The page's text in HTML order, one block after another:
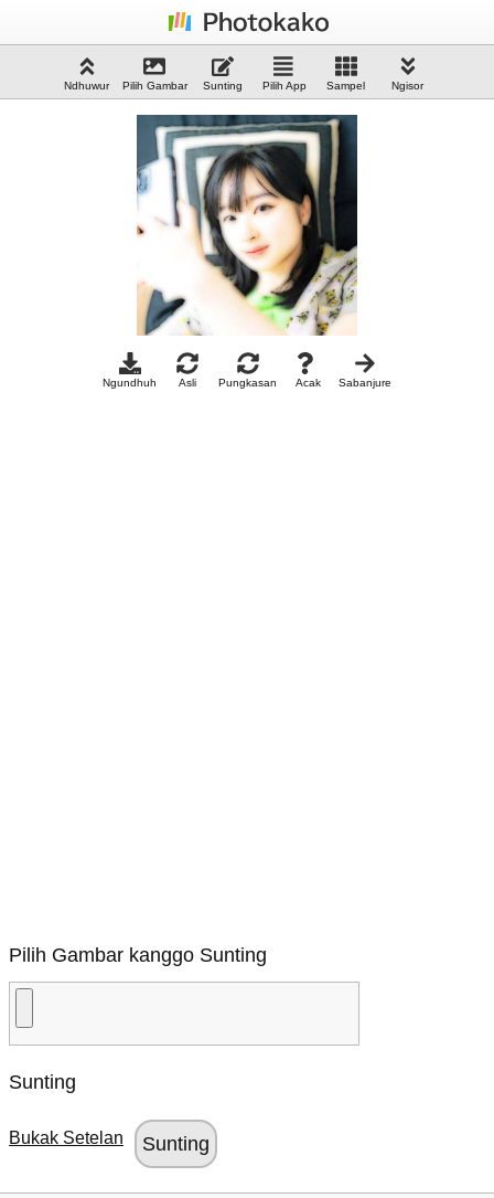
Ndhuwur Pilih Gambar Sunting Pilih App Sampel Ngisor
Ngundhuh Asli Pungkasan Acak Sabanjure
Pilih Gambar kanggo Sunting
Sunting
Bukak Setelan